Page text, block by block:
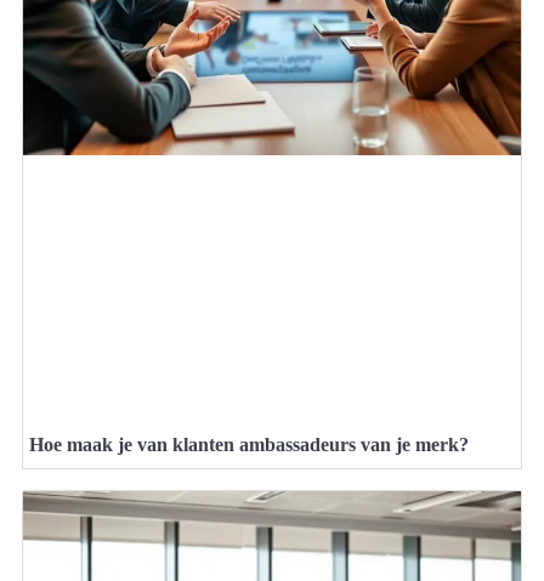
Hoe maak je van klanten ambassadeurs van je merk?